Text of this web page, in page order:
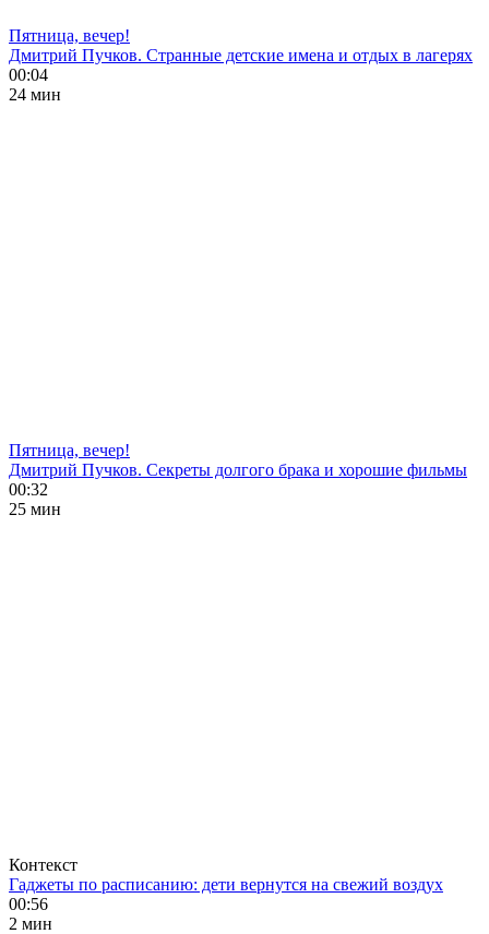
Пятница, вечер!
Дмитрий Пучков. Странные детские имена и отдых в лагерях
00:04
24 мин
Пятница, вечер!
Дмитрий Пучков. Секреты долгого брака и хорошие фильмы
00:32
25 мин
Контекст
Гаджеты по расписанию: дети вернутся на свежий воздух
00:56
2 мин